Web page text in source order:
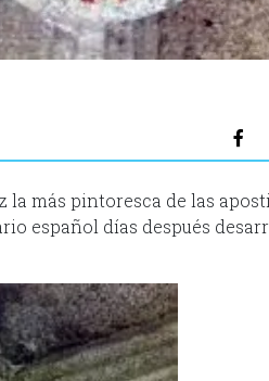
la más pintoresca de las
español días después